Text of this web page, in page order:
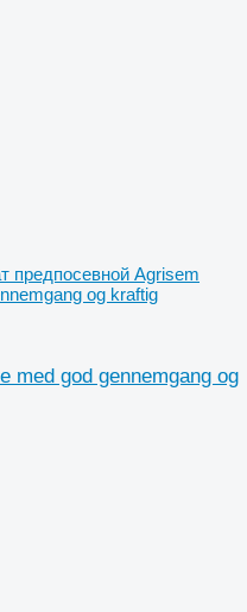
предпосевной Agrisem
og kraftig
med god gennemgang og